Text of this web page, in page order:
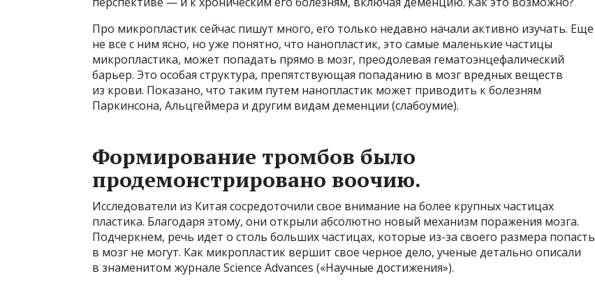
Про микропластик сейчас пишут много, его только недавно начали активно изучать. Еще
не все с ним ясно, но уже понятно, что нанопластик, это самые маленькие частицы
микропластика, может попадать прямо в мозг, преодолевая гематоэнцефалический
барьер. Это особая структура, препятствующая попаданию в мозг вредных веществ
из крови. Показано, что таким путем нанопластик может приводить к болезням
Паркинсона, Альцгеймера и другим видам деменции (слабоумие).
Формирование тромбов было
продемонстрировано воочию.
Исследователи из Китая сосредоточили свое внимание на более крупных частицах
пластика. Благодаря этому, они открыли абсолютно новый механизм поражения мозга.
Подчеркнем, речь идет о столь больших частицах, которые из-за своего размера попасть
в мозг не могут. Как микропластик вершит свое черное дело, ученые детально описали
в знаменитом журнале Science Advances («Научные достижения»).